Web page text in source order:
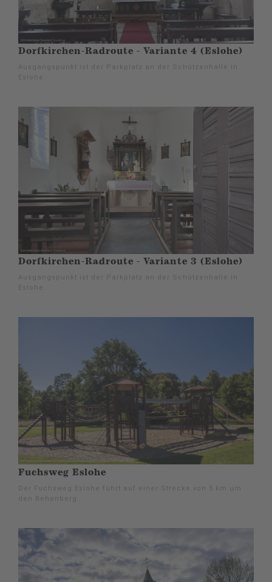
Dorfkirchen-Radroute - Variante 4 (Eslohe)
Ausgangspunkt ist der Parkplatz an der Schützenhalle in
Eslohe.
Dorfkirchen-Radroute - Variante 3 (Eslohe)
Ausgangspunkt ist der Parkplatz an der Schützenhalle in
Eslohe.
Fuchsweg Eslohe
Der Fuchsweg Eslohe führt auf einer Strecke von 5 km um
den Rehenberg.